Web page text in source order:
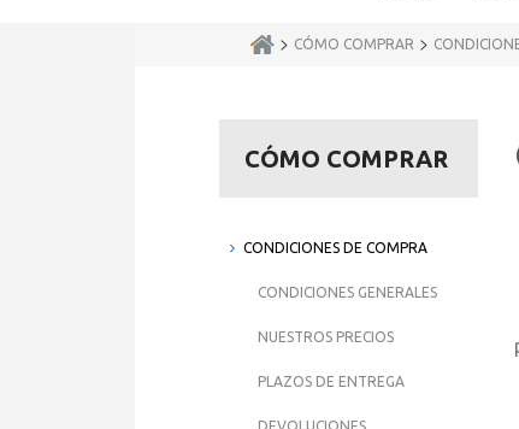
> CÓMO COMPRAR >
CÓMO COMPRAR
CONDICIONES DE COMPRA
CONDICIONES GENERALES
NUESTROS PRECIOS
PLAZOS DE ENTREGA